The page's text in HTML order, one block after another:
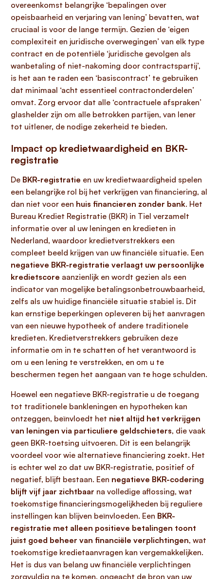
overeenkomst belangrijke ‘bepalingen over
opeisbaarheid en verjaring van lening’ bevatten, wat
cruciaal is voor de lange termijn. Gezien de ‘eigen
complexiteit en juridische overwegingen’ van elk type
contract en de potentiële ‘juridische gevolgen als
wanbetaling of niet-nakoming door contractspartij’,
is het aan te raden een ‘basiscontract’ te gebruiken
dat minimaal ‘acht essentieel contractonderdelen’
omvat. Zorg ervoor dat alle ‘contractuele afspraken’
glashelder zijn om alle betrokken partijen, van lener
tot uitlener, de nodige zekerheid te bieden.
Impact op kredietwaardigheid en BKR-
registratie
De BKR-registratie en uw kredietwaardigheid spelen
een belangrijke rol bij het verkrijgen van financiering, al
dan niet voor een huis financieren zonder bank. Het
Bureau Krediet Registratie (BKR) in Tiel verzamelt
informatie over al uw leningen en kredieten in
Nederland, waardoor kredietverstrekkers een
compleet beeld krijgen van uw financiële situatie. Een
negatieve BKR-registratie verlaagt uw persoonlijke
kredietscore aanzienlijk en wordt gezien als een
indicator van mogelijke betalingsonbetrouwbaarheid,
zelfs als uw huidige financiële situatie stabiel is. Dit
kan ernstige beperkingen opleveren bij het aanvragen
van een nieuwe hypotheek of andere traditionele
kredieten. Kredietverstrekkers gebruiken deze
informatie om in te schatten of het verantwoord is
om u een lening te verstrekken, en om u te
beschermen tegen het aangaan van te hoge schulden.
Hoewel een negatieve BKR-registratie u de toegang
tot traditionele bankleningen en hypotheken kan
ontzeggen, beïnvloedt het niet altijd het verkrijgen
van leningen via particuliere geldschieters, die vaak
geen BKR-toetsing uitvoeren. Dit is een belangrijk
voordeel voor wie alternatieve financiering zoekt. Het
is echter wel zo dat uw BKR-registratie, positief of
negatief, blijft bestaan. Een negatieve BKR-codering
blijft vijf jaar zichtbaar na volledige aflossing, wat
toekomstige financieringsmogelijkheden bij reguliere
instellingen kan blijven beïnvloeden. Een BKR-
registratie met alleen positieve betalingen toont
juist goed beheer van financiële verplichtingen, wat
toekomstige kredietaanvragen kan vergemakkelijken.
Het is dus van belang uw financiële verplichtingen
zorgvuldig na te komen, ongeacht de bron van uw